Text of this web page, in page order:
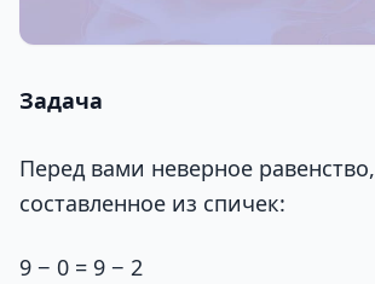
Задача
Перед вами неверное равенство,
составленное из спичек:
9 − 0 = 9 − 2